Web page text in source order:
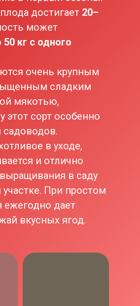
достигает 20–
может
50 кг с одного
очень крупным
сладким
мякотью,
этот сорт особенно
садоводов.
в уходе,
и отлично
в саду
При простом
ежегодно дает
вкусных ягод.